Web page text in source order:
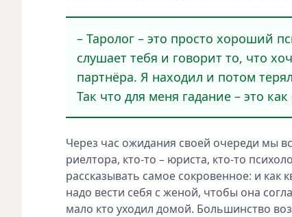
– Таролог – это просто хороший
слушает тебя и говорит то, что
партнёра. Я находил и потом
Так что для меня гадание – это
Через час ожидания своей очереди мы
риелтора, кто-то – юриста, кто-то
рассказывать самое сокровенное: и как
надо вести себя с женой, чтобы она
мало кто уходил домой. Большинство